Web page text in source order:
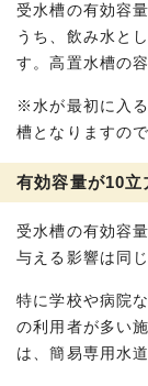
受水槽の有効容
うち、飲み水と
す。高置水槽の
※水が最初に入
槽となりますの
有効容量が10立
受水槽の有効容
与える影響は同じ
特に学校や病院
の利用者が多い
は、簡易専用水